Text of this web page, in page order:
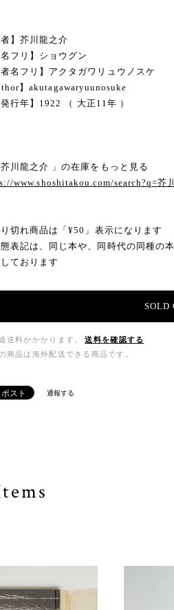
者】芥川龍之介
名フリ】ショウグン
者名フリ】アクタガワリュウノスケ
】akutagawaryuunosuke
発行年】1922 （ 大正11年 ）
川龍之介 」の在庫をもっと見る
www.shoshitakou.com/search?q=芥
切れ商品は「¥50」表示になります
表記は、同じ本や、同時代の同種の
ております
SOLD
送料がかかります。
送料を確認する
商品は海外配送できる商品です。
通報する